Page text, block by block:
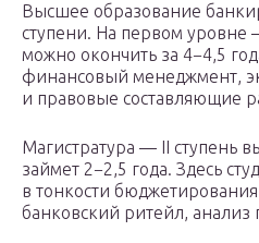
Высшее образование
ступени. На первом уровне
можно окончить за 4−4,5
финансовый менеджмент,
и правовые составляющие
Магистратура — II ступень
займет 2−2,5 года. Здесь
в тонкости
банковский ритейл, анализ